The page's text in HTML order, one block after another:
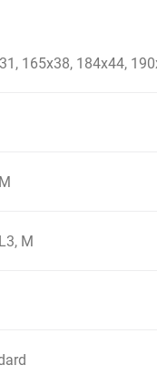
165x38, 184x44,
M